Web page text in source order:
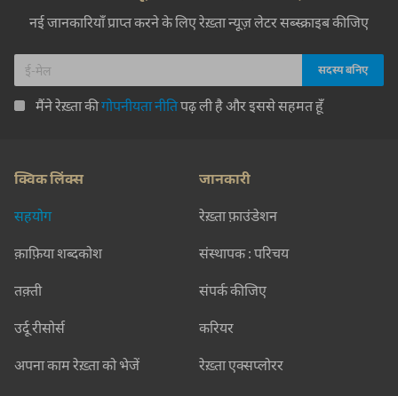
नई जानकारियाँ प्राप्त करने के लिए रेख़्ता न्यूज़ लेटर सब्स्क्राइब कीजिए
मैंने रेख़्ता कीगोपनीयता नीतिपढ़ ली है और इससे सहमत हूँ
क्विक लिंक्स
सहयोग
क़ाफ़िया शब्दकोश
तक़्ती
उर्दू रीसोर्स
अपना काम रेख़्ता को भेजें
जानकारी
रेख़्ता फ़ाउंडेशन
संस्थापक : परिचय
संपर्क कीजिए
करियर
रेख़्ता एक्सप्लोरर